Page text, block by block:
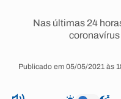
Nas últimas 24
Publicado em 05/05/2021 às